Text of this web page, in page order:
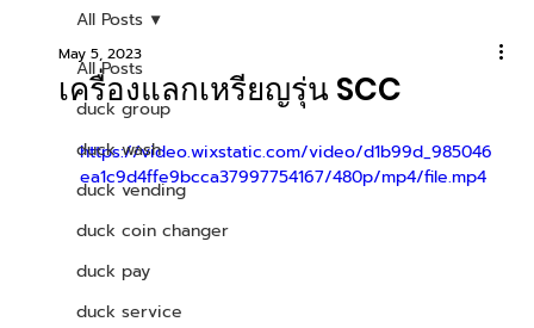
All Posts
duck group
duck wash
duck vending
duck coin changer
duck pay
duck service
All Posts
เครื่องแลกเหรียญรุ่น SCC
May 5, 2023
https://video.wixstatic.com/video/d1b99d_985046
ea1c9d4ffe9bcca37997754167/480p/mp4/file.mp4